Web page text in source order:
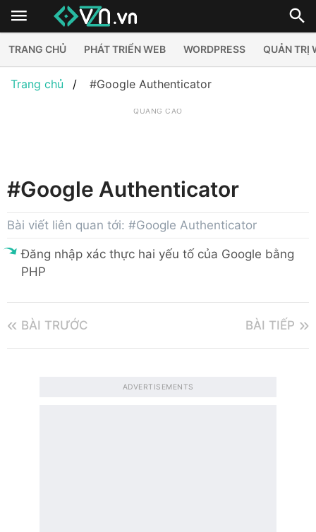
TRANG CHỦ PHÁT TRIỂN WEB WORDPRESS QUẢN TRỊ
Trang chủ #Google Authenticator
QUẢNG CÁO
#Google Authenticator
Bài viết liên quan tới: #Google Authenticator
Đăng nhập xác thực hai yếu tố của Google bằng
PHP
BÀI TRƯỚC BÀI TIẾP
ADVERTISEMENTS